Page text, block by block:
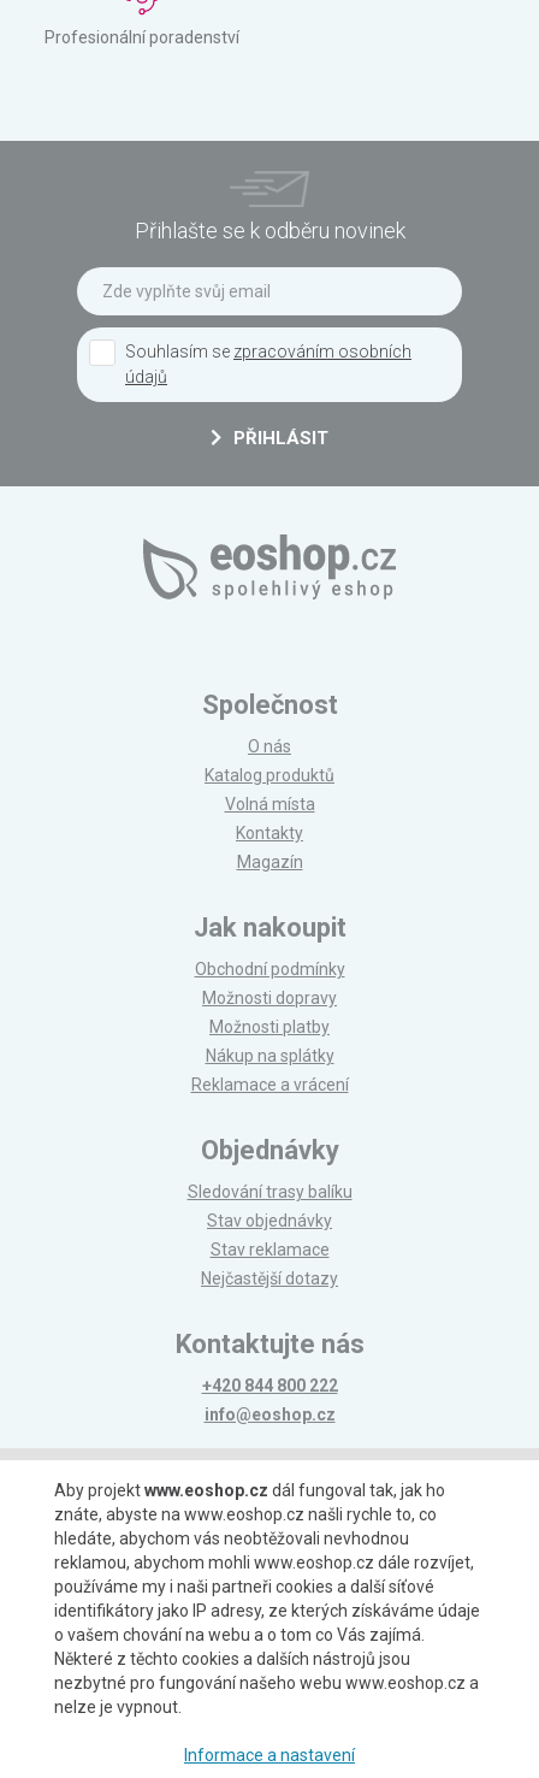
Profesionální poradenství
Přihlašte se k odběru novinek
Souhlasím se zpracováním osobních
údajů
PŘIHLÁSIT
Společnost
O nás
Katalog produktů
Volná místa
Kontakty
Magazín
Jak nakoupit
Obchodní podmínky
Možnosti dopravy
Možnosti platby
Nákup na splátky
Reklamace a vrácení
Objednávky
Sledování trasy balíku
Stav objednávky
Stav reklamace
Nejčastější dotazy
Kontaktujte nás
+420 844 800 222
info@eoshop.cz
Možnosti platby
Možnosti dopravy
Aby projektwww.eoshop.cz dál fungoval tak, jak ho
znáte, abyste na www.eoshop.cz našli rychle to, co
hledáte, abychom vás neobtěžovali nevhodnou
reklamou, abychom mohli www.eoshop.cz dále rozvíjet,
používáme my i naši partneři cookies a další síťové
identifikátory jako IP adresy, ze kterých získáváme údaje
o vašem chování na webu a o tom co Vás zajímá.
Některé z těchto cookies a dalších nástrojů jsou
nezbytné pro fungování našeho webu www.eoshop.cz a
nelze je vypnout.
Informace a nastavení